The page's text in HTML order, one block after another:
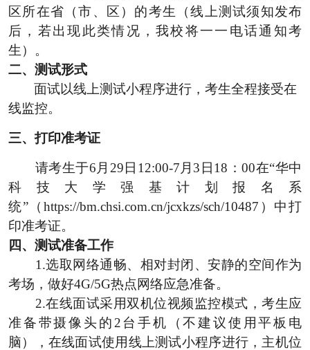
区所在省（市、区）的考生（线上测试须知发布
后，若出现此类情况，我校将一一电话通知考
生）。
二、 测试形式
面试以线上测试小程序进行，考生全程接受在
线监控。
三、打印准考证
请考生于6 月 29 日 12:00-7 月 3 日 18 ：00在“华中
科技大学强基计划报名系
统”（ https://bm.chsi.com.cn/jcxkzs/sch/10487 ）中打
印准考证。
四、测试准备工作
1.选取网络通畅、相对封闭、安静的空间作为
考场，做好4G/5G热点网络应急准备。
2.在线面试采用双机位视频监控模式，考生应
准备带摄像头的 2台手机（不建议使用平板电
脑），在线面试使用线上测试小程序进行，主机位